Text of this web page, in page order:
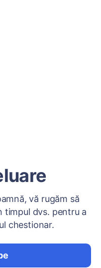
vă rugăm să
timpul dvs. pentru a
chestionar.